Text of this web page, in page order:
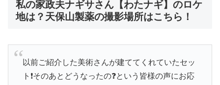
私の家政夫ナギサさん【わたナギ】のロケ
地は？天保山製薬の撮影場所はこちら！
以前ご紹介した美術さんが建ててくれていたセッ
ト❗️そのあとどうなったの❓という皆様の声にお応